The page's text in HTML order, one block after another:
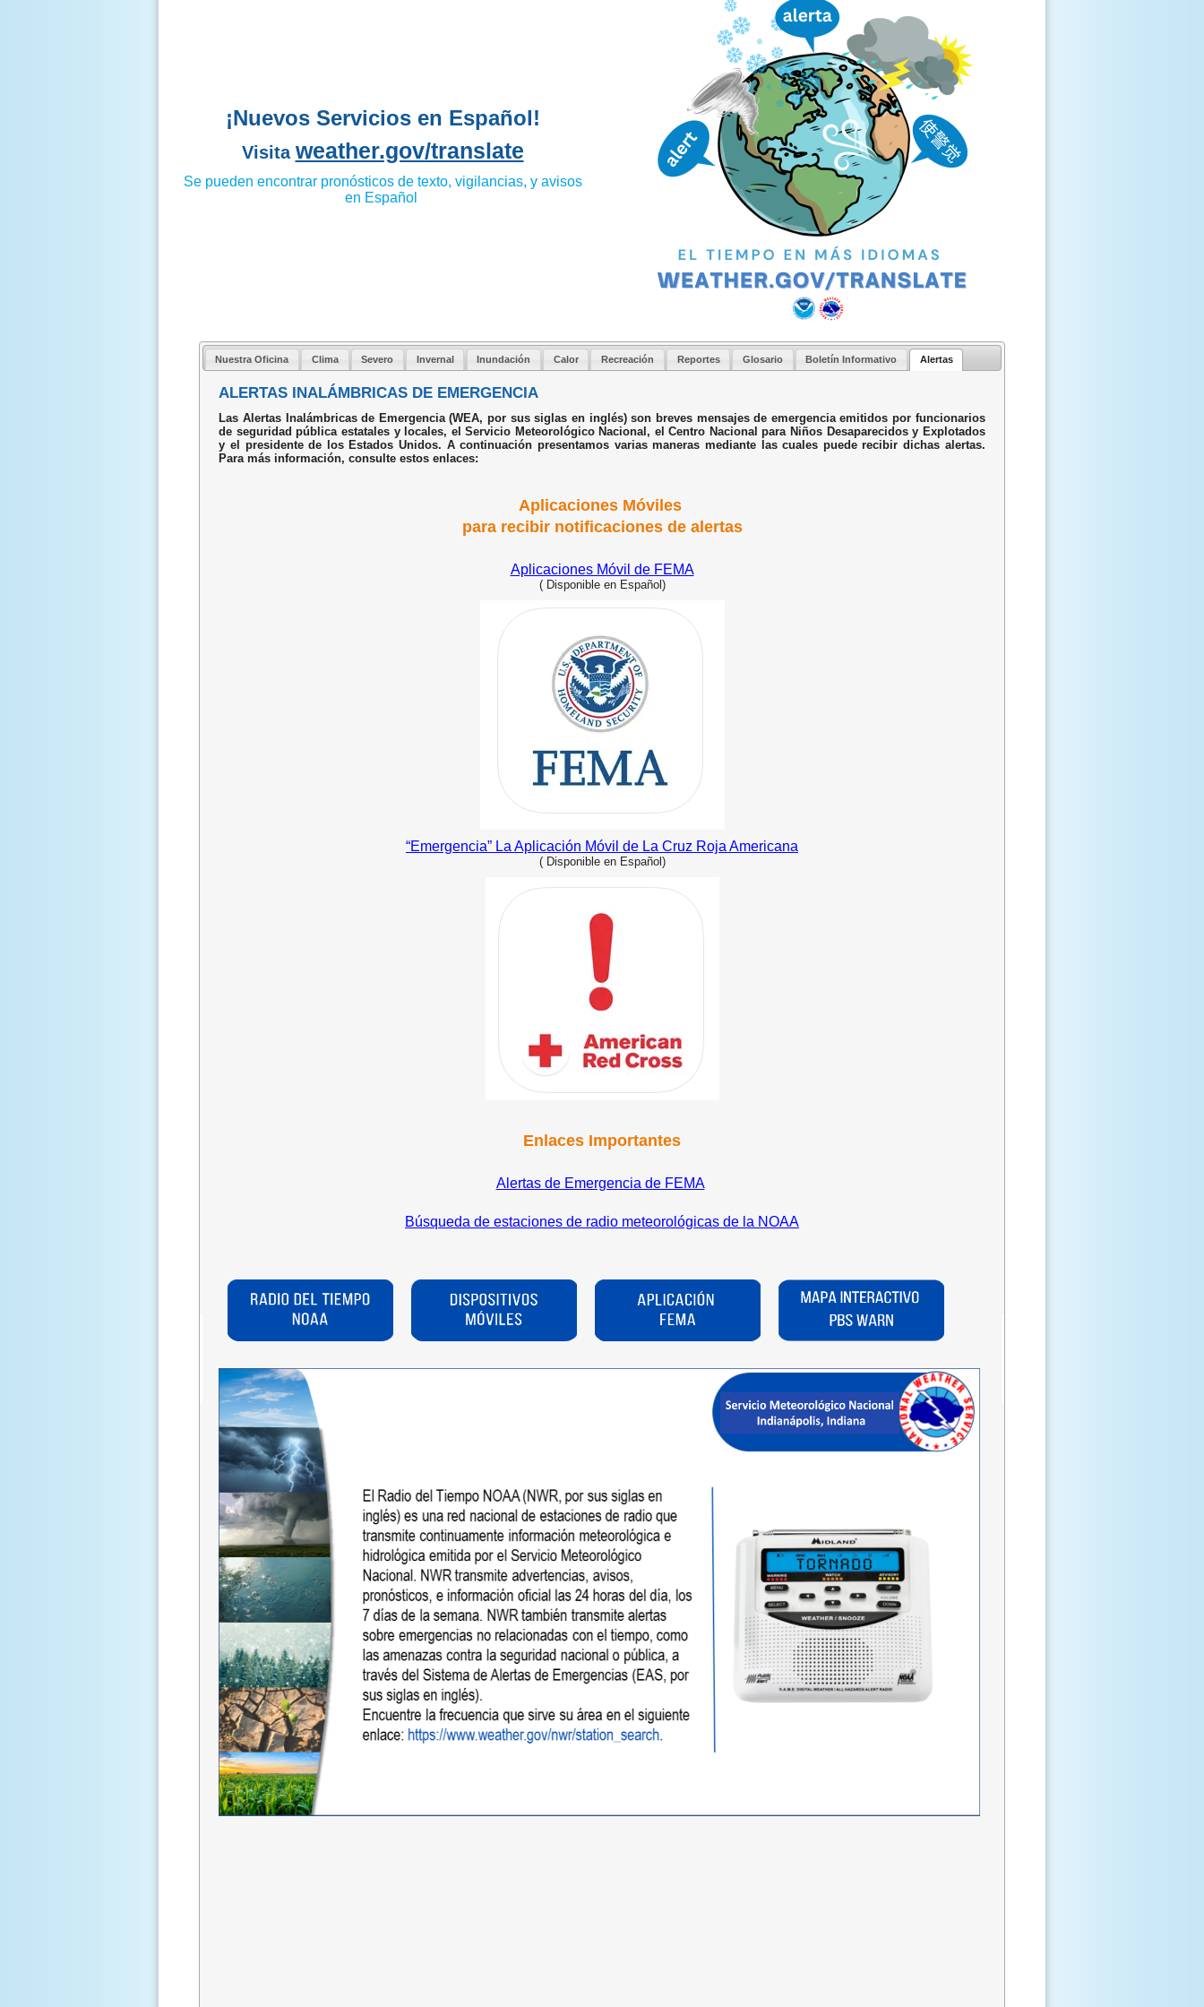
¡Nuevos Servicios en Español!
Visita weather.gov/translate
Se pueden encontrar pronósticos de texto, vigilancias, y avisos
en Español
Nuestra Oficina Clima Severo Invernal Inundación Calor Recreación Reportes Glosario Boletín Informativo Alertas
ALERTAS INALÁMBRICAS DE EMERGENCIA
Las Alertas Inalámbricas de Emergencia (WEA, por sus siglas en inglés) son breves mensajes de emergencia emitidos por funcionarios
de seguridad pública estatales y locales, el Servicio Meteorológico Nacional, el Centro Nacional para Niños Desaparecidos y Explotados
y el presidente de los Estados Unidos. A continuación presentamos varias maneras mediante las cuales puede recibir dichas alertas.
Para más información, consulte estos enlaces:
Aplicaciones Móviles
para recibir notificaciones de alertas
Aplicaciones Móvil de FEMA
( Disponible en Español)
“Emergencia” La Aplicación Móvil de La Cruz Roja Americana
( Disponible en Español)
Enlaces Importantes
Alertas de Emergencia de FEMA
Búsqueda de estaciones de radio meteorológicas de la NOAA